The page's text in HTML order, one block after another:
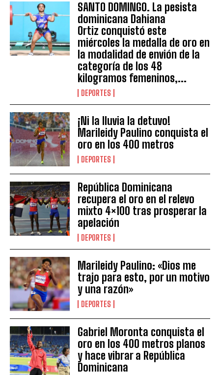
SANTO DOMINGO. La pesista
dominicana Dahiana
Ortiz conquistó este
miércoles la medalla de oro en
la modalidad de envión de la
categoría de los 48
kilogramos femeninos,...
DEPORTES
¡Ni la lluvia la detuvo!
Marileidy Paulino conquista el
oro en los 400 metros
DEPORTES
República Dominicana
recupera el oro en el relevo
mixto 4×100 tras prosperar la
apelación
DEPORTES
Marileidy Paulino: «Dios me
trajo para esto, por un motivo
y una razón»
DEPORTES
Gabriel Moronta conquista el
oro en los 400 metros planos
y hace vibrar a República
Dominicana